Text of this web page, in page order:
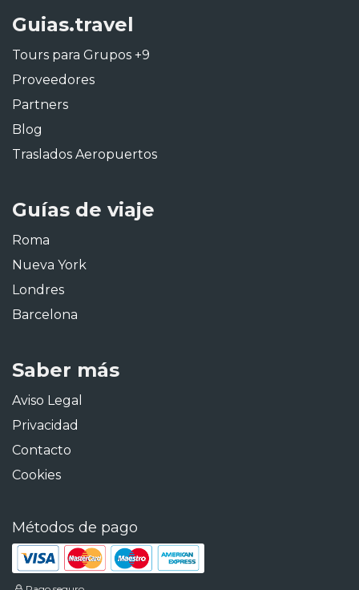
Guias.travel
Tours para Grupos +9
Proveedores
Partners
Blog
Traslados Aeropuertos
Guías de viaje
Roma
Nueva York
Londres
Barcelona
Saber más
Aviso Legal
Privacidad
Contacto
Cookies
Métodos de pago